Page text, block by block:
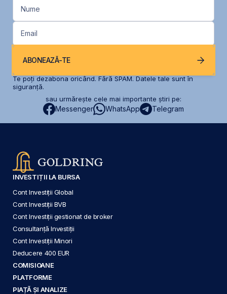
Nume
Email
ABONEAZĂ-TE
Te poți dezabona oricând. Fără SPAM. Datele tale sunt în
siguranță.
sau urmărește cele mai importante știri pe:
Messenger WhatsApp Telegram
INVESTIȚII LA BURSA
Cont Investiții Global
Cont Investiții BVB
Cont Investiții gestionat de broker
Consultanță Investiții
Cont Investiții Minori
Deducere 400 EUR
COMISIOANE
PLATFORME
PIAȚĂ ȘI ANALIZE